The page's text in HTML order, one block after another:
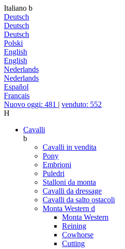
Italiano b
Deutsch
Deutsch
Deutsch
Polski
English
English
Nederlands
Nederlands
Español
Français
Nuovo oggi: 481 | venduto: 552
H
Cavalli
b
Cavalli in vendita
Pony
Embrioni
Puledri
Stalloni da monta
Cavalli da dressage
Cavalli da salto ostacoli
Monta Western d
Monta Western
Reining
Cowhorse
Cutting